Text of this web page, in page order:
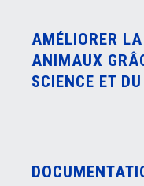
AMÉLIORER
ANIMAUX
SCIENCE ET